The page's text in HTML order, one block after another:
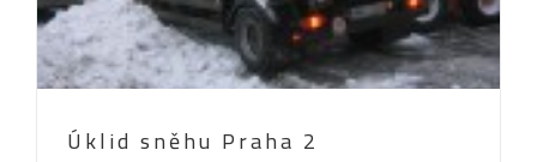
Kontakty
Úklid sněhu Praha 2